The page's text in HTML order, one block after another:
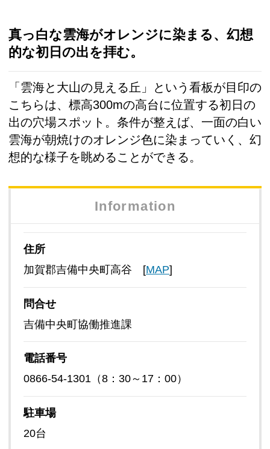
真っ白な雲海がオレンジに染まる、幻想
的な初日の出を拝む。
「雲海と大山の見える丘」という看板が目印の
こちらは、標高300mの高台に位置する初日の
出の穴場スポット。条件が整えば、一面の白い
雲海が朝焼けのオレンジ色に染まっていく、幻
想的な様子を眺めることができる。
Information
住所
加賀郡吉備中央町高谷 [MAP]
問合せ
吉備中央町協働推進課
電話番号
0866-54-1301（8：30～17：00）
駐車場
20台